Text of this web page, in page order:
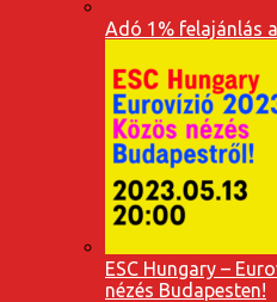
Adó 1% felajánlás
ESC Hungary –
nézés Budapesten!